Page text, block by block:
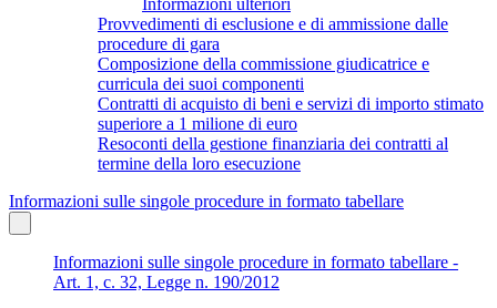
Provvedimenti di esclusione e di ammissione dalle
procedure di gara
Composizione della commissione giudicatrice e
curricula dei suoi componenti
Contratti di acquisto di beni e servizi di importo stimato
superiore a 1 milione di euro
Resoconti della gestione finanziaria dei contratti al
termine della loro esecuzione
Informazioni sulle singole procedure in formato tabellare
Informazioni sulle singole procedure in formato tabellare -
Art. 1, c. 32, Legge n. 190/2012